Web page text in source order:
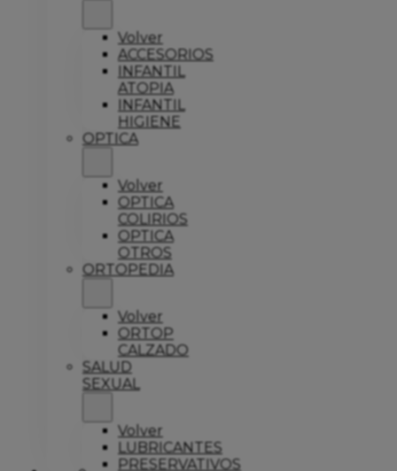
Volver
ACCESORIOS
INFANTIL
ATOPIA
INFANTIL
HIGIENE
OPTICA
Volver
OPTICA
COLIRIOS
OPTICA
OTROS
ORTOPEDIA
Volver
ORTOP
CALZADO
SALUD
SEXUAL
Volver
LUBRICANTES
PRESERVATIVOS